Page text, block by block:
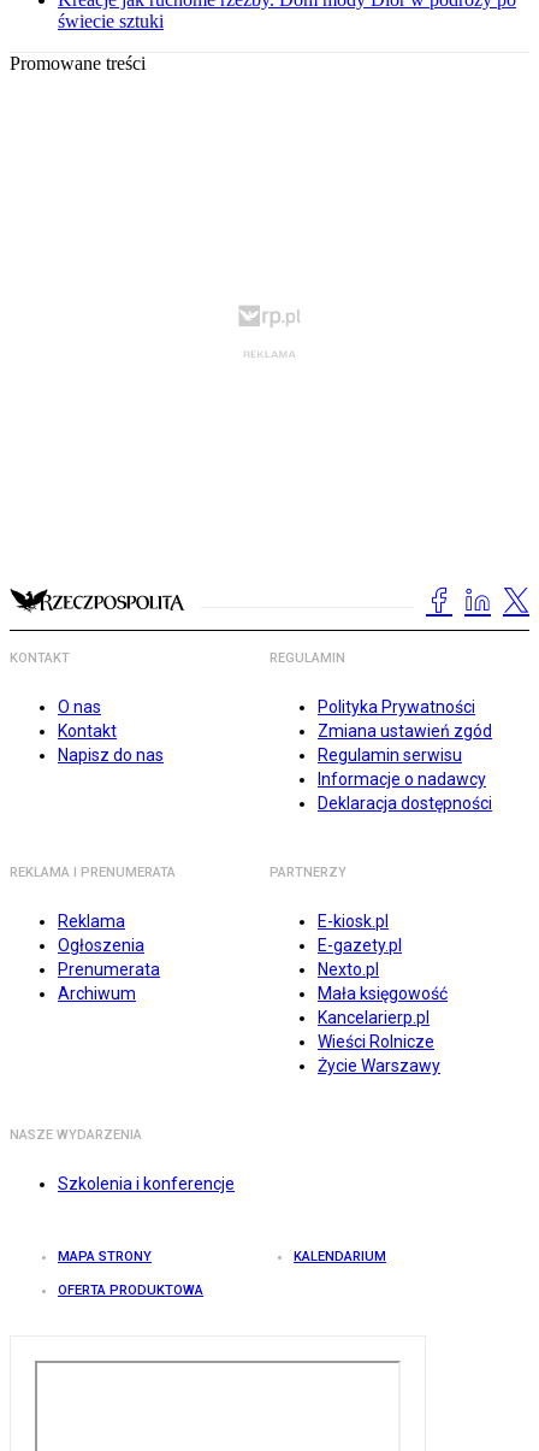
świecie sztuki
Promowane treści
KONTAKT
O nas
Kontakt
Napisz do nas
REGULAMIN
Polityka Prywatności
Zmiana ustawień zgód
Regulamin serwisu
Informacje o nadawcy
Deklaracja dostępności
REKLAMA I PRENUMERATA
Reklama
Ogłoszenia
Prenumerata
Archiwum
PARTNERZY
E-kiosk.pl
E-gazety.pl
Nexto.pl
Mała księgowość
Kancelarierp.pl
Wieści Rolnicze
Życie Warszawy
NASZE WYDARZENIA
Szkolenia i konferencje
MAPA STRONY KALENDARIUM
OFERTA PRODUKTOWA